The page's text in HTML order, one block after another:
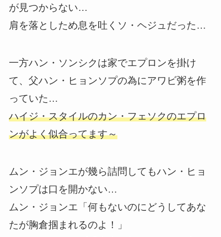
が見つからない…
肩を落としため息を吐くソ・ヘジュだった…
一方ハン・ソンシクは家でエプロンを掛け
て、父ハン・ヒョンソプの為にアワビ粥を作
っていた…
ハイジ・スタイルのカン・フェソクのエプロ
ンがよく似合ってます～
ムン・ジョンエが幾ら詰問してもハン・ヒョ
ンソプは口を開かない…
ムン・ジョンエ「何もないのにどうしてあな
たが胸倉掴まれるのよ！」